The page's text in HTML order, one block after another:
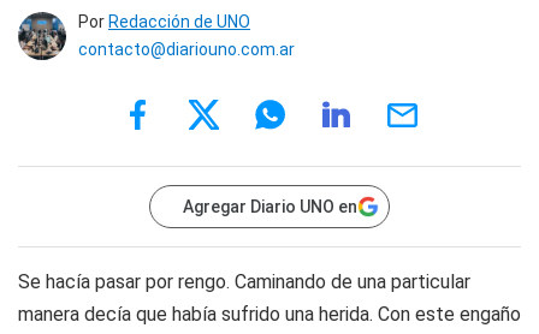
Por Redacción de UNO
contacto@diariouno.com.ar
Agregar Diario UNO en
Se hacía pasar por rengo. Caminando de una particular
manera decía que había sufrido una herida. Con este engaño